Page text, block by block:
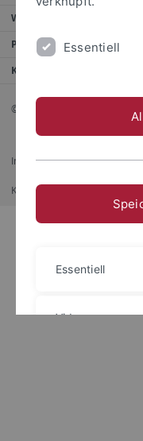
Weitere Angebote
Portale
Kontaktinfo
© 2026 Eberhard Karls
Impressum
Kurz-Link
Essentiell
Essentiell
Videos